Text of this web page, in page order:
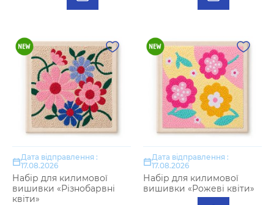
Дата відправлення :
17.08.2026
Набір для килимової
вишивки «Різнобарвні
квіти»
Дата відправлення :
17.08.2026
Набір для килимової
вишивки «Рожеві квіти»